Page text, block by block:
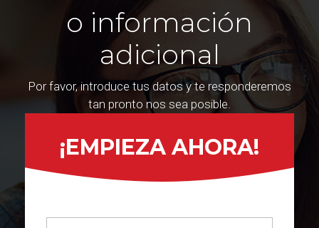
o información
adicional
Por favor, introduce tus datos y te responderemos
tan pronto nos sea posible.
¡EMPIEZA AHORA!